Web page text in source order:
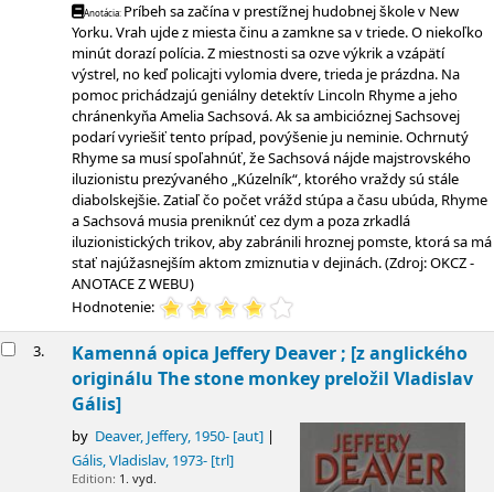
Anotácia: Príbeh sa začína v prestížnej hudobnej škole v New
Yorku. Vrah ujde z miesta činu a zamkne sa v triede. O niekoľko
minút dorazí polícia. Z miestnosti sa ozve výkrik a vzápätí
výstrel, no keď policajti vylomia dvere, trieda je prázdna. Na
pomoc prichádzajú geniálny detektív Lincoln Rhyme a jeho
chránenkyňa Amelia Sachsová. Ak sa ambicióznej Sachsovej
podarí vyriešiť tento prípad, povýšenie ju neminie. Ochrnutý
Rhyme sa musí spoľahnúť, že Sachsová nájde majstrovského
iluzionistu prezývaného „Kúzelník“, ktorého vraždy sú stále
diabolskejšie. Zatiaľ čo počet vrážd stúpa a času ubúda, Rhyme
a Sachsová musia preniknúť cez dym a poza zrkadlá
iluzionistických trikov, aby zabránili hroznej pomste, ktorá sa má
stať najúžasnejším aktom zmiznutia v dejinách. (Zdroj: OKCZ -
ANOTACE Z WEBU)
Hodnotenie:
3. Kamenná opica Jeffery Deaver ; [z anglického
originálu The stone monkey preložil Vladislav
Gális]
by Deaver, Jeffery, 1950- [aut]
Gális, Vladislav, 1973-[trl]
Edition: 1. vyd.